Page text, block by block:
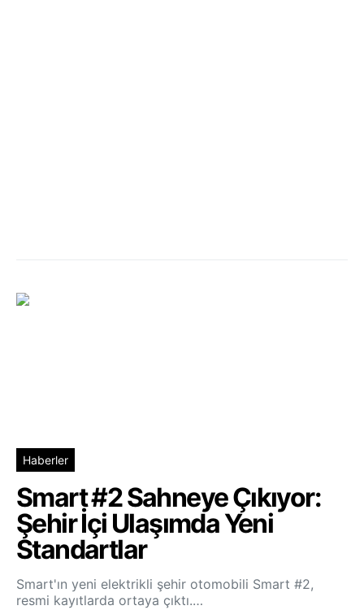
Haberler
Smart #2 Sahneye Çıkıyor:
Şehir İçi Ulaşımda Yeni
Standartlar
Smart'ın yeni elektrikli şehir otomobili Smart #2,
resmi kayıtlarda ortaya çıktı.…